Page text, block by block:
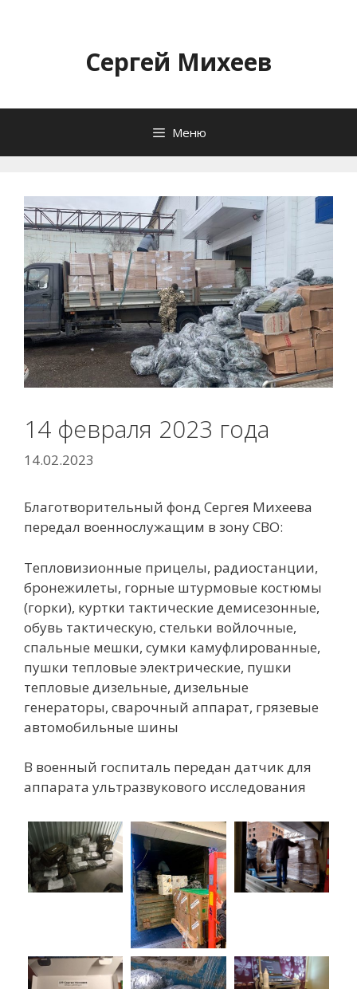
содержимомуСергей Михеев
Меню
14 февраля 2023 года
14.02.2023
Благотворительный фонд Сергея Михеева
передал военнослужащим в зону СВО:
Тепловизионные прицелы, радиостанции,
бронежилеты, горные штурмовые костюмы
(горки), куртки тактические демисезонные,
обувь тактическую, стельки войлочные,
спальные мешки, сумки камуфлированные,
пушки тепловые электрические, пушки
тепловые дизельные, дизельные
генераторы, сварочный аппарат, грязевые
автомобильные шины
В военный госпиталь передан датчик для
аппарата ультразвукового исследования